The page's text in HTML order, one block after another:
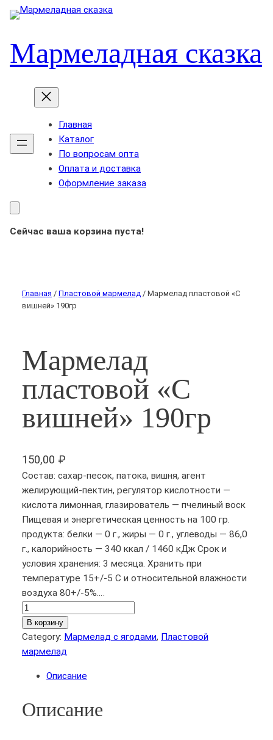
Мармеладная сказка
Главная
Каталог
По вопросам опта
Оплата и доставка
Оформление заказа
Сейчас ваша корзина пуста!
Главная / Пластовой мармелад / Мармелад пластовой «С
вишней» 190гр
Мармелад
пластовой «С
вишней» 190гр
150,00 ₽
Состав: сахар-песок, патока, вишня, агент
желирующий-пектин, регулятор кислотности —
кислота лимонная, глазирователь — пчелиный воск
Пищевая и энергетическая ценность на 100 гр.
продукта: белки — 0 г., жиры — 0 г., углеводы — 86,0
г., калорийность — 340 ккал / 1460 кДж Срок и
условия хранения: 3 месяца. Хранить при
температуре 15+/-5 С и относительной влажности
воздуха 80+/-5%.…
К
л
и
т
В корзину
Category: Мармелад с ягодами, Пластовой
мармелад
Описание
Описание